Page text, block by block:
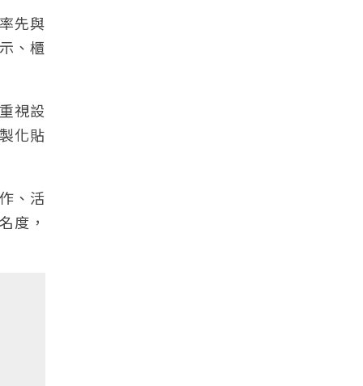
先與
、櫃
視設
化貼
、活
度，